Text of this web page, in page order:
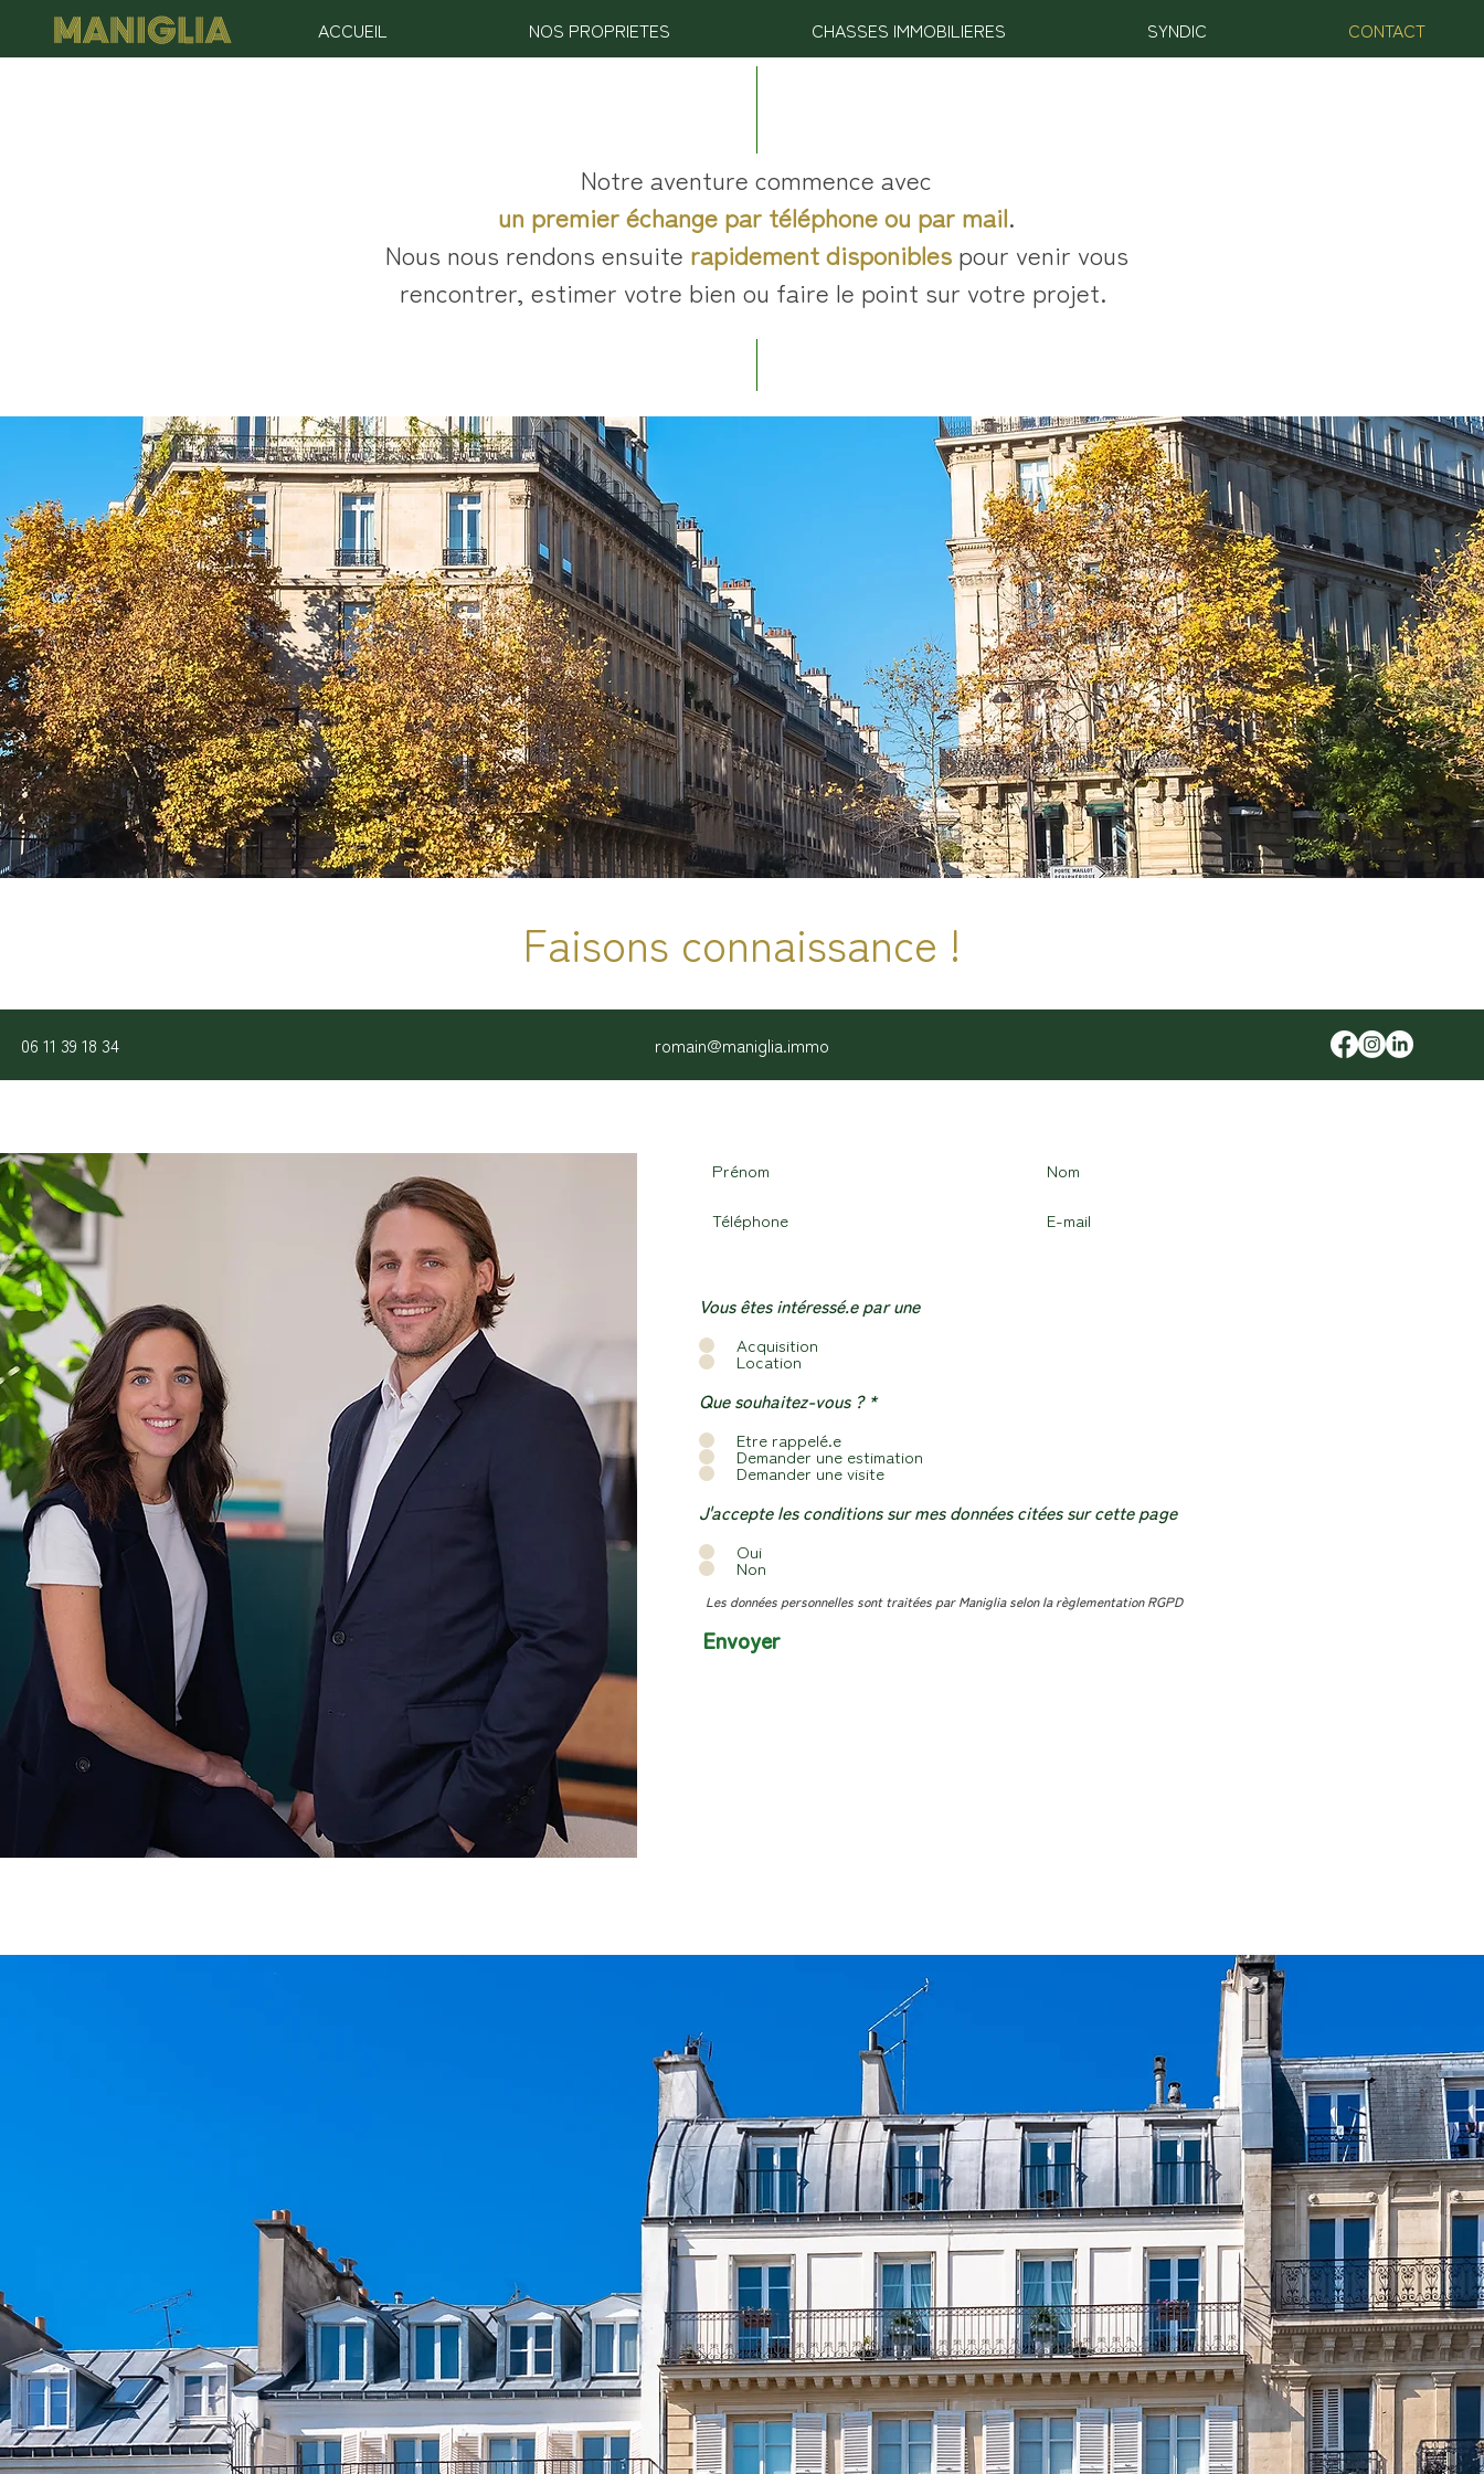
ACCUEIL NOS PROPRIETES CHASSES IMMOBILIERES SYNDIC CONTACT
Notre aventure commence avec
un premier échange par téléphone ou par mail.
Nous nous rendons ensuite rapidement disponiblespour venir vous
rencontrer, estimer votre bien ou faire le point sur votre projet.
Faisons connaissance !
06 11 39 18 34 romain@maniglia.immo
Vous êtes intéressé.e par une
Acquisition
Location
Que souhaitez-vous ? *O
i
g
a
t
o
Etre rappelé.e
Demander une estimation
Demander une visite
J'accepte les conditions sur mes données citées sur cette page
Oui
Non
Les données personnelles sont traitées par Maniglia selon la règlementation RGPD
Envoyer